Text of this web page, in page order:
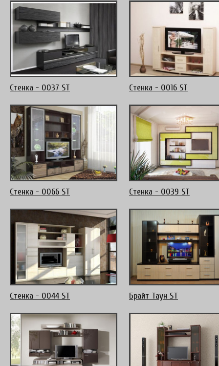
Стенка - 0037 ST Стенка - 0016 ST
Стенка - 0066 ST Стенка - 0039 ST
Стенка - 0044 ST Брайт Таун ST